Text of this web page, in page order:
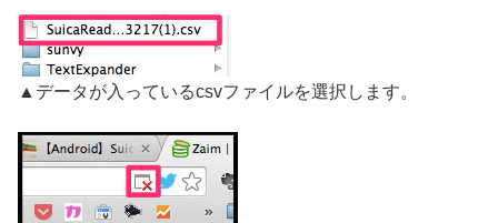
▲データが入っているcsvファイルを選択します。